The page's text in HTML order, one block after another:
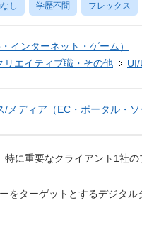
し 学歴不問 フレックス
インターネット・ゲーム）
エイティブ職・その他
/メディア（EC・ポータル・ソ
に重要なクライアント1社の
をターゲットとするデジタル